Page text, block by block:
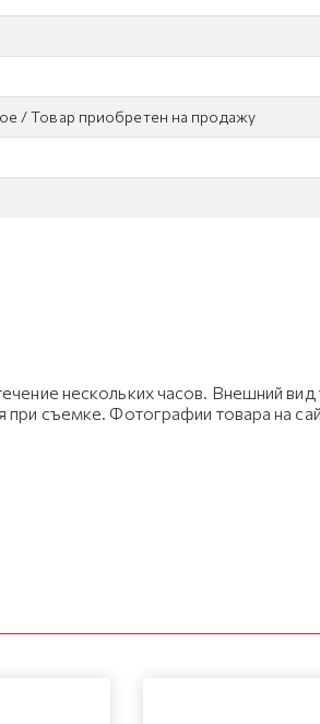
/ Товар приобретен на продажу
нескольких часов. Внешний
съемке. Фотографии товара на